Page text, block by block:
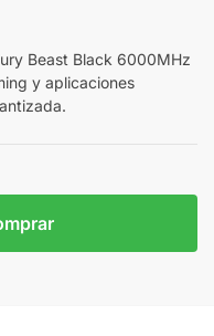
Beast Black 6000MHz
y aplicaciones